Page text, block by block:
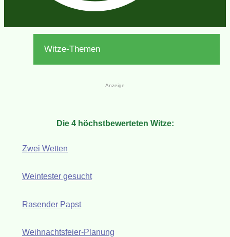
Witze-Themen
Anzeige
Die 4 höchstbewerteten Witze:
Zwei Wetten
Weintester gesucht
Rasender Papst
Weihnachtsfeier-Planung